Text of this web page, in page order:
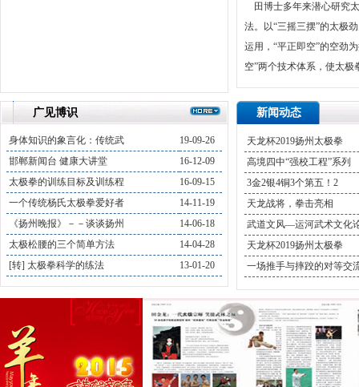
田博士多年来潜心研究
法。以“三摇三摆”的太极
运用，“平正即空”的空劲
空”两个技术体系，使太
广见博识
身体知识的象言化：传统武
19-09-26
邯郸新闻台 健康大讲堂
16-12-09
太极拳的训练目标及训练程
16-09-15
一个传统杨氏太极拳爱好者
14-11-19
《扬州晚报》－－谈谈扬州
14-06-18
太极松腰的三个简单方法
14-04-28
[转] 太极拳科学的练法
13-01-20
新闻动态
天龙杯2019扬州太极拳
高境四中“强校工程”系列
3金2银4铜3个第五！2
天龙战将，拳击亮相
武道文风—运河武术文化
天龙杯2019扬州太极拳
一场推手与摔跤的对等交